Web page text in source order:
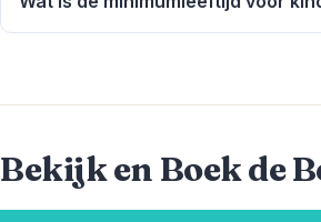
Bekijk en Boek de